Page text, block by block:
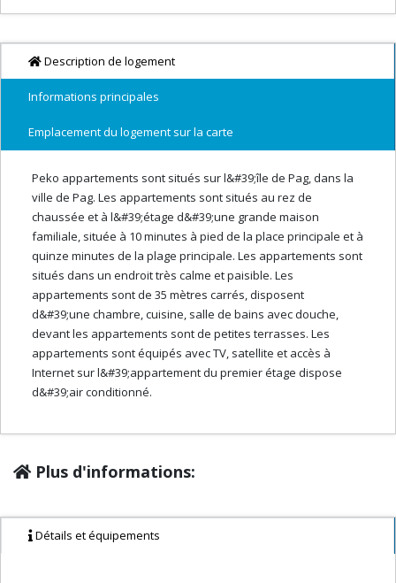
Description de logement
Informations principales
Emplacement du logement sur la carte
Peko appartements sont situés sur l&#39;île de Pag, dans la
ville de Pag. Les appartements sont situés au rez de
chaussée et à l&#39;étage d&#39;une grande maison
familiale, située à 10 minutes à pied de la place principale et à
quinze minutes de la plage principale. Les appartements sont
situés dans un endroit très calme et paisible. Les
appartements sont de 35 mètres carrés, disposent
d&#39;une chambre, cuisine, salle de bains avec douche,
devant les appartements sont de petites terrasses. Les
appartements sont équipés avec TV, satellite et accès à
Internet sur l&#39;appartement du premier étage dispose
d&#39;air conditionné.
Plus d'informations:
Détails et équipements